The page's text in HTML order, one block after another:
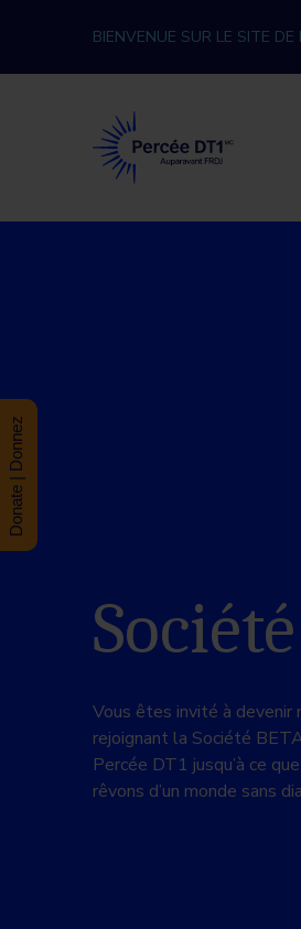
BIENVENUE SUR LE SITE DE
Vous êtes invité à
rejoignant la Société
Percée DT1 jusqu’à ce
rêvons d’un monde sans
Donate | Donnez